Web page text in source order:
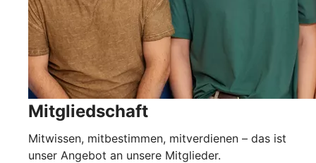
Mitgliedschaft
Mitwissen, mitbestimmen, mitverdienen – das ist
unser Angebot an unsere Mitglieder.